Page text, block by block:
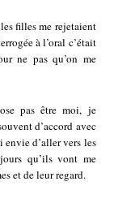
filles me rejetaient
à l’oral c’était
ne pas qu’on me
pas être moi, je
d’accord avec
envie d’aller vers les
qu’ils vont me
et de leur regard.